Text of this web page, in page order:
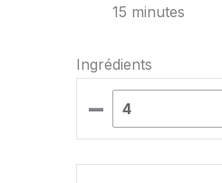
15 minutes
Ingrédients
–